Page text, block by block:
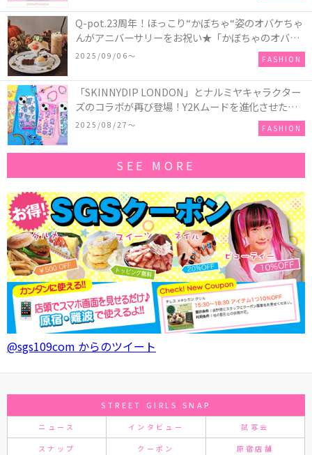
Q-pot.23周年！ほっこり“かぼちゃ“姿のオバケちゃ
んがアニバーサリーをお祝い★「かぼちゃのオバケ
ーキアクセサリー」が新発売！Q-pot CAFE.では
「かぼちゃのオバケーキプレート」も登場
2025/09/06〜 FASHION
「SKINNYDIP LONDON」とナルミヤキャラクター
ズのコラボが再び登場！Y2Kムードを進化させた新
作コレクションを発売♪
2025/08/27〜 FASHION
SEE MORE
@sgs109com からのツイート
STREET GIRLS SNAP
ニュース インタビュー 試写会
スナップ クーポン 原宿店舗